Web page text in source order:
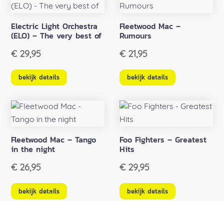
Electric Light Orchestra
(ELO) – The very best of
€ 29,95
bekijk details
Fleetwood Mac –
Rumours
€ 21,95
bekijk details
Fleetwood Mac – Tango
in the night
€ 26,95
bekijk details
Foo Fighters – Greatest
Hits
€ 29,95
bekijk details